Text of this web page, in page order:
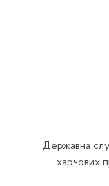
Державна
харчових